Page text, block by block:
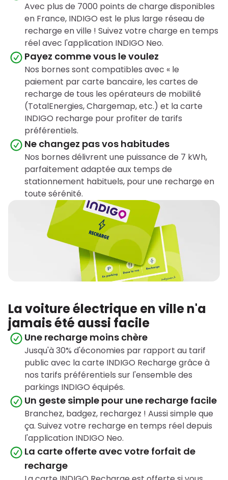
Avec plus de 7000 points de charge disponibles
en France, INDIGO est le plus large réseau de
recharge en ville ! Suivez votre charge en temps
réel avec l'application INDIGO Neo.
Payez comme vous le voulez
Nos bornes sont compatibles avec « le
paiement par carte bancaire, les cartes de
recharge de tous les opérateurs de mobilité
(TotalEnergies, Chargemap, etc.) et la carte
INDIGO recharge pour profiter de tarifs
préférentiels.
Ne changez pas vos habitudes
Nos bornes délivrent une puissance de 7 kWh,
parfaitement adaptée aux temps de
stationnement habituels, pour une recharge en
toute sérénité.
La voiture électrique en ville n'a
jamais été aussi facile
Une recharge moins chère
Jusqu'à 30% d'économies par rapport au tarif
public avec la carte INDIGO Recharge grâce à
nos tarifs préférentiels sur l'ensemble des
parkings INDIGO équipés.
Un geste simple pour une recharge facile
Branchez, badgez, rechargez ! Aussi simple que
ça. Suivez votre recharge en temps réel depuis
l'application INDIGO Neo.
La carte offerte avec votre forfait de
recharge